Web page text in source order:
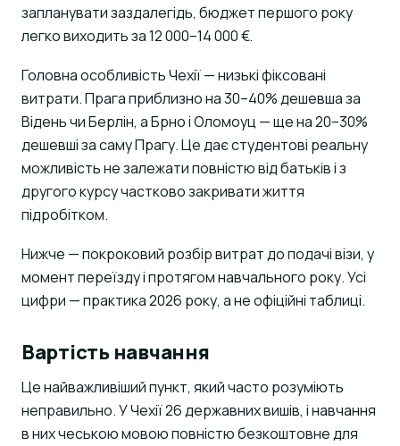
запланувати заздалегідь, бюджет першого року
легко виходить за 12 000–14 000 €.
Головна особливість Чехії — низькі фіксовані
витрати. Прага приблизно на 30–40% дешевша за
Відень чи Берлін, а Брно і Оломоуц — ще на 20–30%
дешевші за саму Прагу. Це дає студентові реальну
можливість не залежати повністю від батьків і з
другого курсу частково закривати життя
підробітком.
Нижче — покроковий розбір витрат до подачі візи, у
момент переїзду і протягом навчального року. Усі
цифри — практика 2026 року, а не офіційні таблиці.
Вартість навчання
Це найважливіший пункт, який часто розуміють
неправильно. У Чехії 26 державних вишів, і навчання
в них чеською мовою повністю безкоштовне для